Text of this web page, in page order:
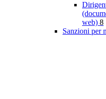
web) 8
Sanzioni per